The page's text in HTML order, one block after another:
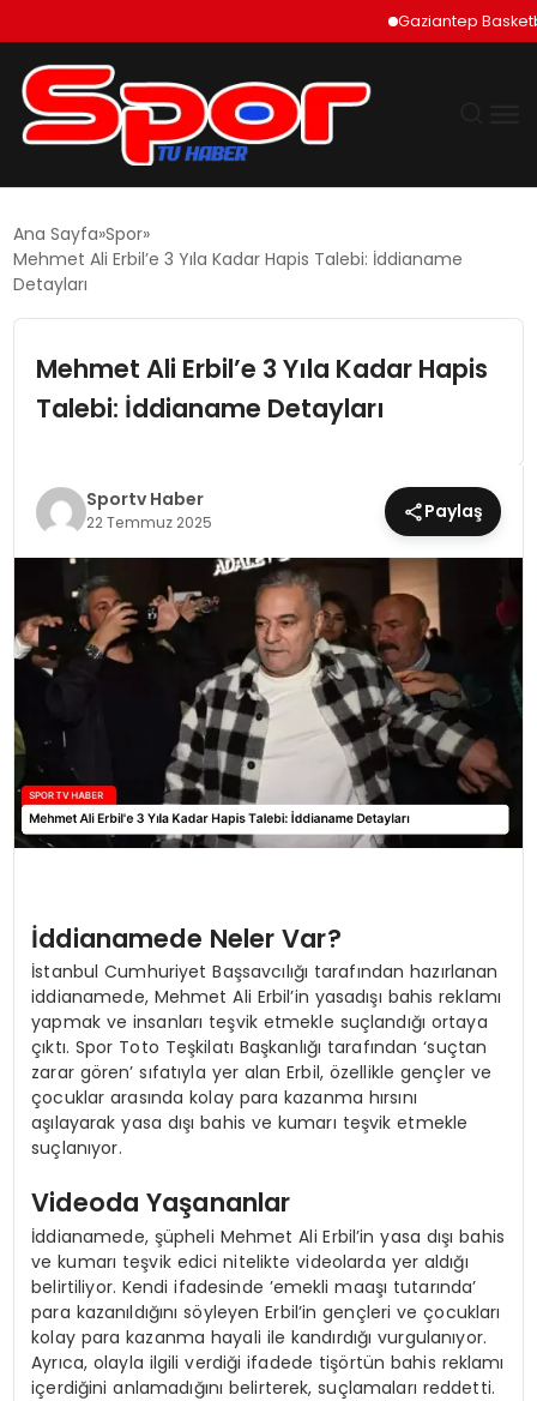
Gaziantep Basketbol
DÜNYA
SIYASET
EĞITIM
MAGAZIN
SPOR
YAŞAM
Ana Sayfa Spor
Mehmet Ali Erbil’e 3 Yıla Kadar Hapis Talebi: İddianame
Detayları
Mehmet Ali Erbil’e 3 Yıla Kadar Hapis
Talebi: İddianame Detayları
Sportv Haber
22 Temmuz 2025 Paylaş
İddianamede Neler Var?
İstanbul Cumhuriyet Başsavcılığı tarafından hazırlanan
iddianamede, Mehmet Ali Erbil’in yasadışı bahis reklamı
yapmak ve insanları teşvik etmekle suçlandığı ortaya
çıktı. Spor Toto Teşkilatı Başkanlığı tarafından ‘suçtan
zarar gören’ sıfatıyla yer alan Erbil, özellikle gençler ve
çocuklar arasında kolay para kazanma hırsını
aşılayarak yasa dışı bahis ve kumarı teşvik etmekle
suçlanıyor.
Videoda Yaşananlar
İddianamede, şüpheli Mehmet Ali Erbil’in yasa dışı bahis
ve kumarı teşvik edici nitelikte videolarda yer aldığı
belirtiliyor. Kendi ifadesinde ’emekli maaşı tutarında’
para kazanıldığını söyleyen Erbil’in gençleri ve çocukları
kolay para kazanma hayali ile kandırdığı vurgulanıyor.
Ayrıca, olayla ilgili verdiği ifadede tişörtün bahis reklamı
içerdiğini anlamadığını belirterek, suçlamaları reddetti.